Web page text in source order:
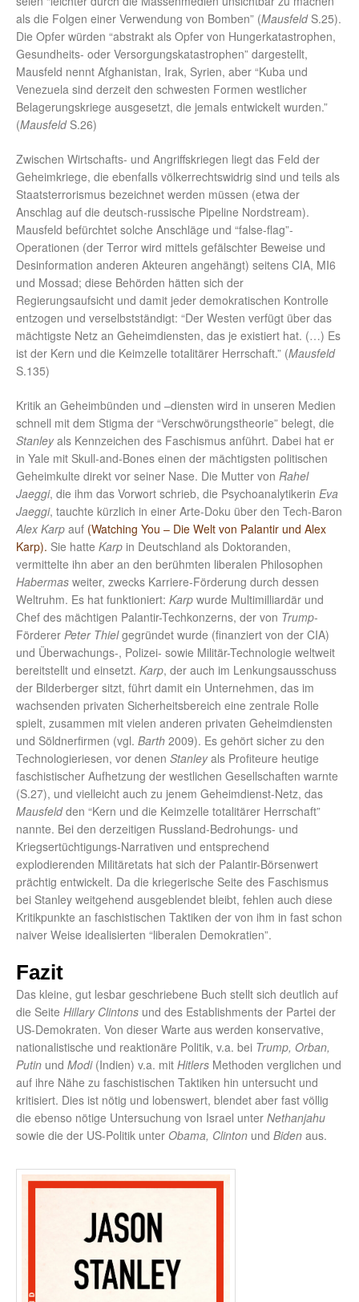
als die Folgen einer Verwendung von Bomben” (MausfeldS.25).
Die Opfer würden “abstrakt als Opfer von Hungerkatastrophen,
Gesundheits- oder Versorgungskatastrophen” dargestellt,
Mausfeld nennt Afghanistan, Irak, Syrien, aber “Kuba und
Venezuela sind derzeit den schwesten Formen westlicher
Belagerungskriege ausgesetzt, die jemals entwickelt wurden.”
(MausfeldS.26)
Zwischen Wirtschafts- und Angriffskriegen liegt das Feld der
Geheimkriege, die ebenfalls völkerrechtswidrig sind und teils als
Staatsterrorismus bezeichnet werden müssen (etwa der
Anschlag auf die deutsch-russische Pipeline Nordstream).
Mausfeld befürchtet solche Anschläge und “false-flag”-
Operationen (der Terror wird mittels gefälschter Beweise und
Desinformation anderen Akteuren angehängt) seitens CIA, MI6
und Mossad; diese Behörden hätten sich der
Regierungsaufsicht und damit jeder demokratischen Kontrolle
entzogen und verselbstständigt: “Der Westen verfügt über das
mächtigste Netz an Geheimdiensten, das je existiert hat. (…) Es
ist der Kern und die Keimzelle totalitärer Herrschaft.” (Mausfeld
S.135)
Kritik an Geheimbünden und –diensten wird in unseren Medien
schnell mit dem Stigma der “Verschwörungstheorie” belegt, die
Stanleyals Kennzeichen des Faschismus anführt. Dabei hat er
in Yale mit Skull-and-Bones einen der mächtigsten politischen
Geheimkulte direkt vor seiner Nase. Die Mutter von Rahel
Jaeggi, die ihm das Vorwort schrieb, die Psychoanalytikerin Eva
Jaeggi, tauchte kürzlich in einer Arte-Doku über den Tech-Baron
Alex Karp auf (Watching You – Die Welt von Palantir und Alex
Karp). Sie hatte Karp in Deutschland als Doktoranden,
vermittelte ihn aber an den berühmten liberalen Philosophen
Habermas weiter, zwecks Karriere-Förderung durch dessen
Weltruhm. Es hat funktioniert: Karp wurde Multimilliardär und
Chef des mächtigen Palantir-Techkonzerns, der von Trump-
Förderer Peter Thielgegründet wurde (finanziert von der CIA)
und Überwachungs-, Polizei- sowie Militär-Technologie weltweit
bereitstellt und einsetzt. Karp, der auch im Lenkungsausschuss
der Bilderberger sitzt, führt damit ein Unternehmen, das im
wachsenden privaten Sicherheitsbereich eine zentrale Rolle
spielt, zusammen mit vielen anderen privaten Geheimdiensten
und Söldnerfirmen (vgl. Barth 2009). Es gehört sicher zu den
Technologieriesen, vor denen Stanleyals Profiteure heutige
faschistischer Aufhetzung der westlichen Gesellschaften warnte
(S.27), und vielleicht auch zu jenem Geheimdienst-Netz, das
Mausfeldden “Kern und die Keimzelle totalitärer Herrschaft”
nannte. Bei den derzeitigen Russland-Bedrohungs- und
Kriegsertüchtigungs-Narrativen und entsprechend
explodierenden Militäretats hat sich der Palantir-Börsenwert
prächtig entwickelt. Da die kriegerische Seite des Faschismus
bei Stanley weitgehend ausgeblendet bleibt, fehlen auch diese
Kritikpunkte an faschistischen Taktiken der von ihm in fast schon
naiver Weise idealisierten “liberalen Demokratien”.
Fazit
Das kleine, gut lesbar geschriebene Buch stellt sich deutlich auf
die Seite Hillary Clintons und des Establishments der Partei der
US-Demokraten. Von dieser Warte aus werden konservative,
nationalistische und reaktionäre Politik, v.a. bei Trump, Orban,
Putin und Modi(Indien) v.a. mit Hitlers Methoden verglichen und
auf ihre Nähe zu faschistischen Taktiken hin untersucht und
kritisiert. Dies ist nötig und lobenswert, blendet aber fast völlig
die ebenso nötige Untersuchung von Israel unter Nethanjahu
sowie die der US-Politik unter Obama, Clinton und Biden aus.